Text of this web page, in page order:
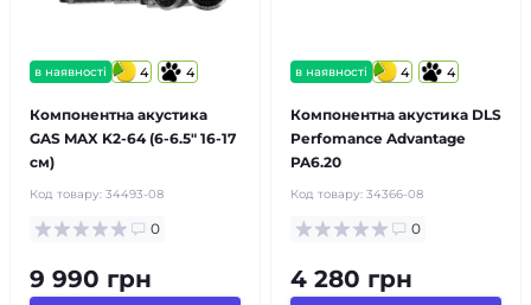
в наявності 4 4
Компонентна акустика
GAS MAX K2-64 (6-6.5″ 16-17
см)
Код товару: 34493-08
0
9 990 грн
в наявності 4 4
Компонентна акустика DLS
Perfomance Advantage
PA6.20
Код товару: 34366-08
0
4 280 грн